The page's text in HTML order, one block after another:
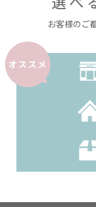
お客様のご
オススメ